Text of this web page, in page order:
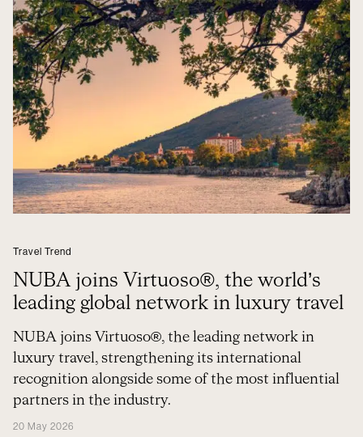
Travel Trend
NUBA joins Virtuoso®, the world’s
leading global network in luxury travel
NUBA joins Virtuoso®, the leading network in
luxury travel, strengthening its international
recognition alongside some of the most influential
partners in the industry.
20 May 2026